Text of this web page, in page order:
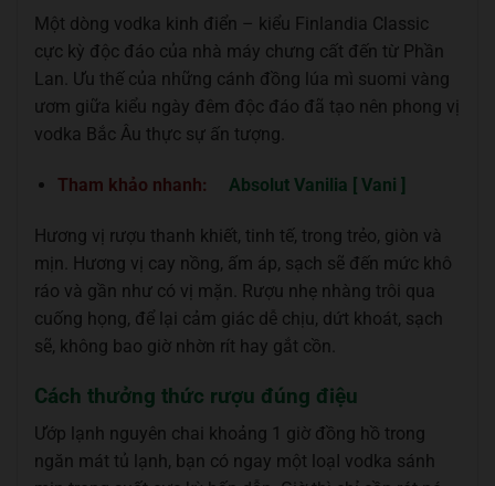
Một dòng vodka kinh điển – kiểu Finlandia Classic
cực kỳ độc đáo của nhà máy chưng cất đến từ Phần
Lan. Ưu thế của những cánh đồng lúa mì suomi vàng
ươm giữa kiểu ngày đêm độc đáo đã tạo nên phong vị
vodka Bắc Âu thực sự ấn tượng.
Tham khảo nhanh: Absolut Vanilia [ Vani ]
Hương vị rượu thanh khiết, tinh tế, trong trẻo, giòn và
mịn. Hương vị cay nồng, ấm áp, sạch sẽ đến mức khô
ráo và gần như có vị mặn. Rượu nhẹ nhàng trôi qua
cuống họng, để lại cảm giác dễ chịu, dứt khoát, sạch
sẽ, không bao giờ nhờn rít hay gắt cồn.
Cách thưởng thức rượu đúng điệu
Ướp lạnh nguyên chai khoảng 1 giờ đồng hồ trong
ngăn mát tủ lạnh, bạn có ngay một loạI vodka sánh